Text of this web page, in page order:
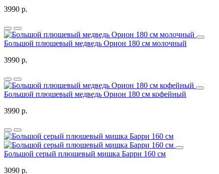
3990 р.
Большой плюшевый медведь Орион 180 см молочный
3990 р.
Большой плюшевый медведь Орион 180 см кофейный
3990 р.
Большой серый плюшевый мишка Барри 160 см
3090 р.